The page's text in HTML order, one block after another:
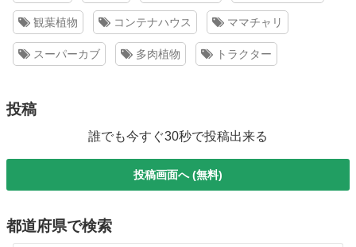
観葉植物 コンテナハウス ママチャリ
スーパーカブ 多肉植物 トラクター
投稿
誰でも今すぐ30秒で投稿出来る
投稿画面へ (無料)
都道府県で検索